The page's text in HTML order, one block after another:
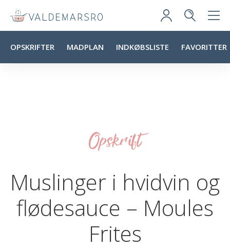
OPSKRIFTER MADPLAN INDKØBSLISTE FAVORITTER
Opskrift
Muslinger i hvidvin og
flødesauce – Moules
Frites